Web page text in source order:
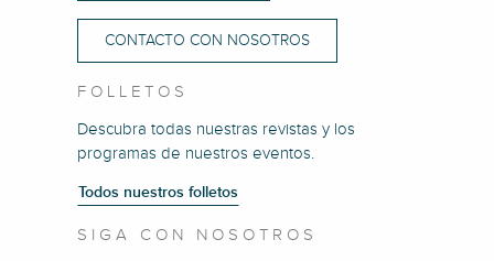
CONTACTO CON NOSOTROS
FOLLETOS
Descubra todas nuestras revistas y los
programas de nuestros eventos.
Todos nuestros folletos
SIGA CON NOSOTROS